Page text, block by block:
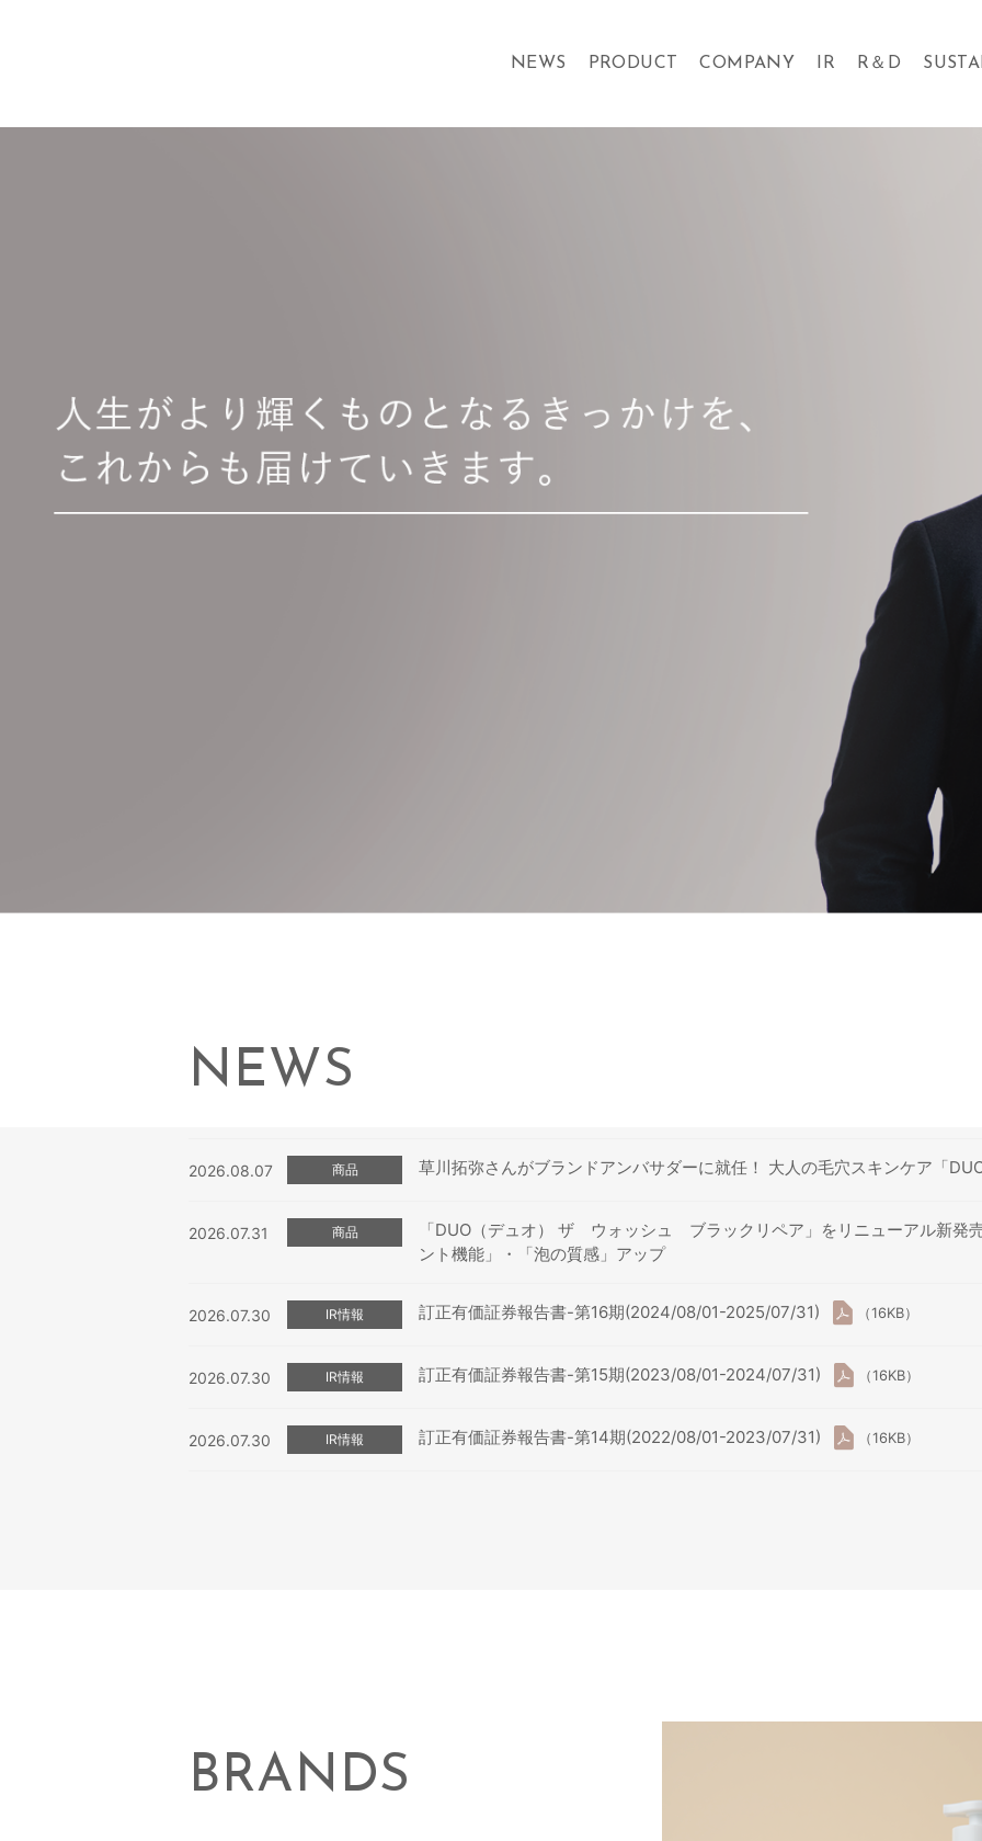
NEWS
2026.08.07 商品 草川拓弥さんがブランドアンバサダーに就任！ 大人の毛穴スキンケア「
2026.07.31 商品
「DUO（デュオ） ザ ウォッシュ ブラックリペア」をリニューアル新発
ント機能」・「泡の質感」アップ
2026.07.30 IR情報 訂正有価証券報告書-第16期(2024/08/01-2025/07/31) （16KB）
2026.07.30 IR情報 訂正有価証券報告書-第15期(2023/08/01-2024/07/31) （16KB）
2026.07.30 IR情報 訂正有価証券報告書-第14期(2022/08/01-2023/07/31) （16KB）
BRANDS
NEWS PRODUCT COMPANY IR R＆D